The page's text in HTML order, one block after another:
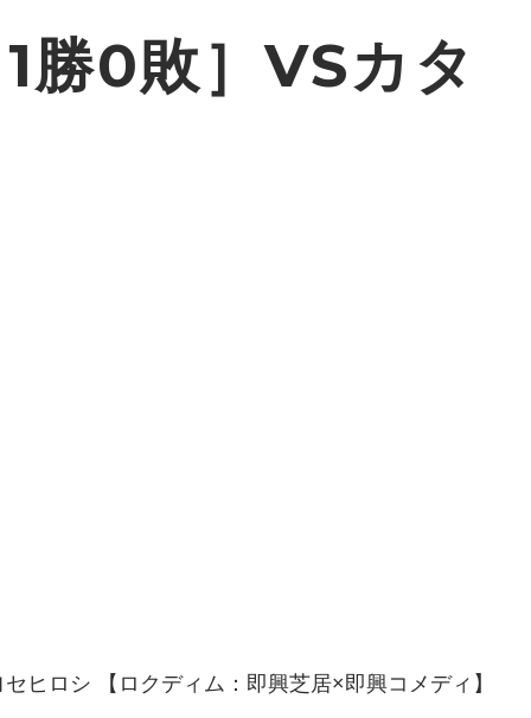
勝0敗］VSカタ
ヒロシ 【ロクディム：即興芝居×即興コメディ】